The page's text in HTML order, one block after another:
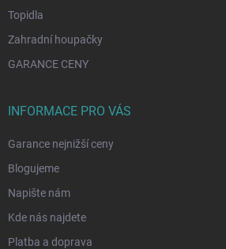
Topidla
Zahradní houpačky
GARANCE CENY
INFORMACE PRO VÁS
Garance nejnižší ceny
Blogujeme
Napište nám
Kde nás najdete
Platba a doprava